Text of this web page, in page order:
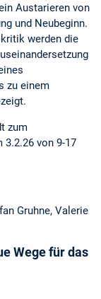
Austarieren von
und Neubeginn.
werden die
zu einem
zum
von 9-17
Gruhne, Valerie
Wege für das